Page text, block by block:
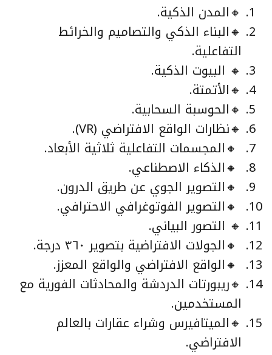
🔸المدن الذكية.
🔸البناء الذكي والتصاميم والخرائط
التفاعلية.
🔸 البيوت الذكية.
🔸الأتمتة.
🔸الحوسبة السحابية.
🔸نظارات الواقع الافتراضي (VR).
🔸المجسمات التفاعلية ثلاثية الأبعاد.
🔸الذكاء الاصطناعي.
🔸التصوير الجوي عن طريق الدرون.
🔸التصوير الفوتوغرافي الاحترافي.
🔸 التصور البياني.
🔸الجولات الافتراضية بتصوير ٣٦٠ درجة.
🔸الواقع الافتراضي والواقع المعزز.
🔸ريبورتات الدردشة والمحادثات الفورية مع
المستخدمين.
🔸الميتافيرس وشراء عقارات بالعالم
الافتراضي.